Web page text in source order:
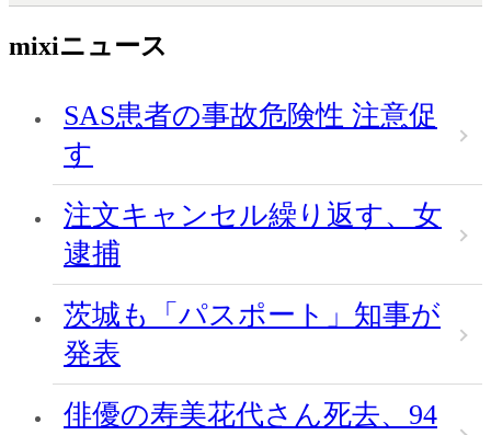
mixiニュース
SAS患者の事故危険性 注意促
す
注文キャンセル繰り返す、女
逮捕
茨城も「パスポート」知事が
発表
俳優の寿美花代さん死去、94